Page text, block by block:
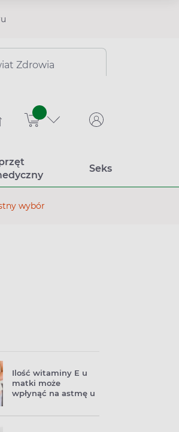
Zdrowia
sztuk
Seks
wybór
Ilość witaminy E u
matki może
wpłynąć na astmę u